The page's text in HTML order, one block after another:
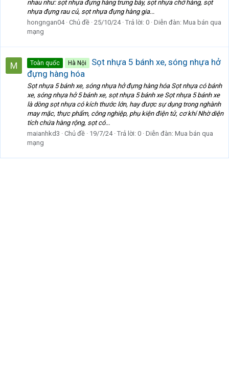
nhau như: sọt nhựa đựng hàng trưng bày, sọt nhựa chở hàng, sọt
nhựa đựng rau củ, sọt nhựa đựng hàng gia...
hongngan04 Chủ đề 25/10/24 Trả lời: 0 Diễn đàn: Mua bán qua
mạng
Toàn quốc Hà Nội
Sọt nhựa 5 bánh xe, sóng nhựa hở
đựng hàng hóa
Sọt nhựa 5 bánh xe, sóng nhựa hở đựng hàng hóa Sọt nhựa có bánh
xe, sóng nhựa hở 5 bánh xe, sọt nhựa 5 bánh xe Sọt nhựa 5 bánh xe
là dòng sọt nhựa có kích thước lớn, hay được sự dụng trong nghành
may mặc, thực phẩm, công nghiệp, phụ kiện điện tử, cơ khí Nhờ diện
tích chứa hàng rộng, sọt có...
maianhkd3
Chủ đề 19/7/24 Trả lời: 0 Diễn đàn: Mua bán qua
mạng